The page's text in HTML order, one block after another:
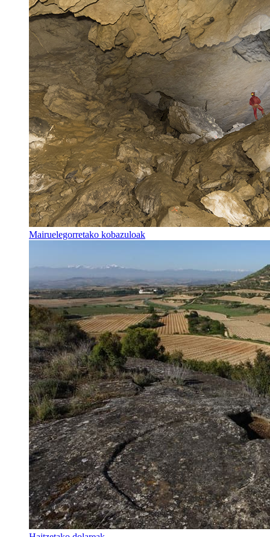
Mairuelegorretako kobazuloak